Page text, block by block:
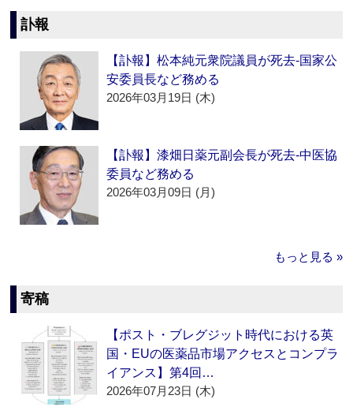
訃報
【訃報】松本純元衆院議員が死去‐国家公
安委員長など務める
2026年03月19日 (木)
【訃報】漆畑日薬元副会長が死去‐中医協
委員など務める
2026年03月09日 (月)
もっと見る »
寄稿
【ポスト・ブレグジット時代における英
国・EUの医薬品市場アクセスとコンプラ
イアンス】第4回…
2026年07月23日 (木)